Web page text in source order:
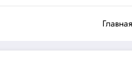
Главная